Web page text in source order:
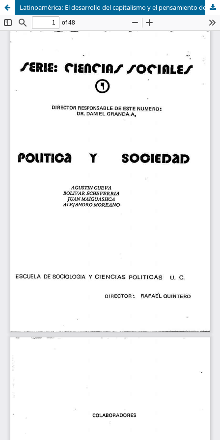
Latinoamérica: El desarrollo del capitalismo y el pensamiento de la izquierda